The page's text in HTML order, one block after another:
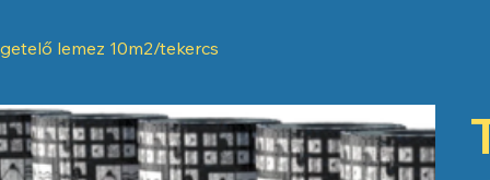
lemez 10m2/tekercs